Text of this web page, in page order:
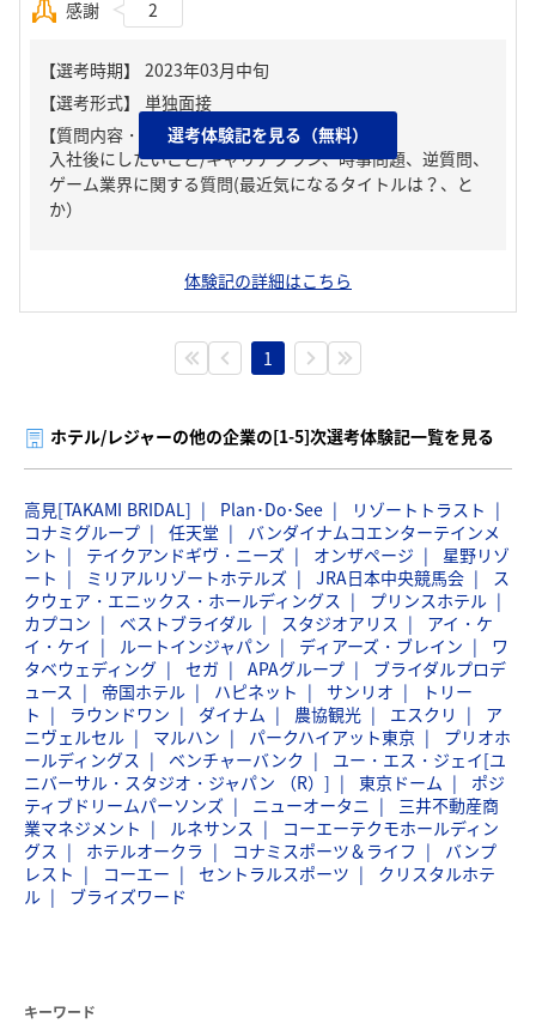
感謝
2
【質問内容・課題】
入社後にしたいこと/キャリアプラン、時事問題、逆質問、
ゲーム業界に関する質問(最近気になるタイトルは？、と
か）
選考体験記を見る（無料）
体験記の詳細はこちら
1
ホテル/レジャーの他の企業の[1-5]次選考体験記一覧を見る
高見[TAKAMI BRIDAL] Plan･Do･See
リゾートトラスト
コナミグループ
任天堂
バンダイナムコエンターテインメ
ント
テイクアンドギヴ・ニーズ オンザページ
星野リゾ
ート
ミリアルリゾートホテルズ JRA日本中央競馬会
ス
クウェア・エニックス・ホールディングス
プリンスホテル
カプコン
ベストブライダル スタジオアリス
アイ・ケ
イ・ケイ
ルートインジャパン ディアーズ・ブレイン
ワ
タベウェディング
セガ APAグループ
ブライダルプロデ
ュース
帝国ホテル ハピネット サンリオ
トリー
ト
ラウンドワン ダイナム 農協観光 エスクリ
ア
ニヴェルセル
マルハン パークハイアット東京
プリオホ
ールディングス
ベンチャーバンク
ユー・エス・ジェイ[ユ
ニバーサル・スタジオ・ジャパン （R）]
東京ドーム
ポジ
ティブドリームパーソンズ
ニューオータニ
三井不動産商
業マネジメント
ルネサンス
コーエーテクモホールディン
グス
ホテルオークラ コナミスポーツ＆ライフ
バンプ
レスト
コーエー セントラルスポーツ
クリスタルホテ
ル
ブライズワード
キーワード